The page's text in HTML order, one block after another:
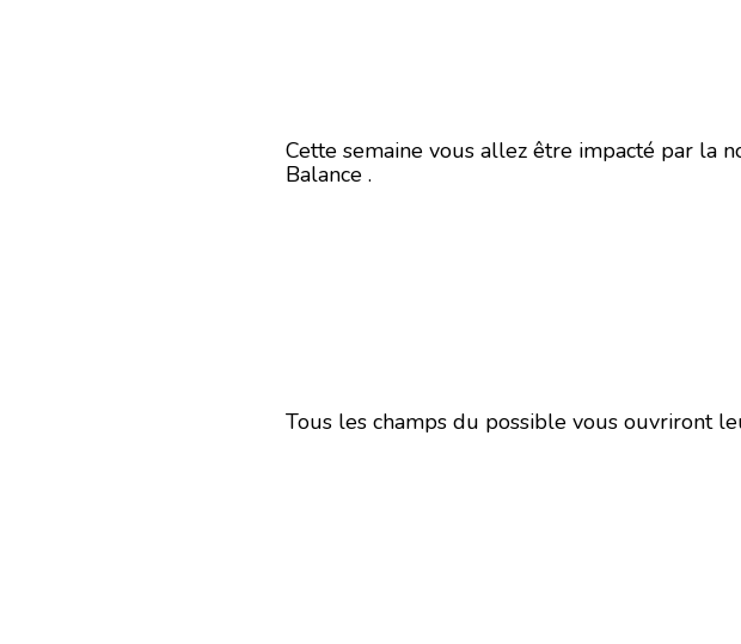
Cette semaine vous allez être impacté par la
Balance .
Tous les champs du possible vous ouvriront